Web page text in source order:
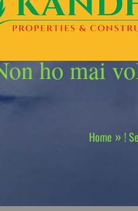
ho mai
Home !